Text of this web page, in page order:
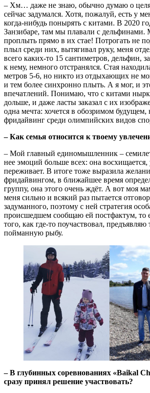
– Хм… даже не знаю, обычно думаю о
сейчас задумался. Хотя, пожалуй, есть у
когда-нибудь понырять с китами. В 2020
Занзибаре, там мы плавали с дельфинами.
проплыть прямо в их стае! Потрогать не
плыл среди них, вытягивал руку, меня
всего каких-то 15 сантиметров, дельфин,
к нему, немного отстранялся. Стая
метров 5-6, но никто из отдыхающих не
и тем более синхронно плыть. А я мог, и
впечатлений. Понимаю, что с китами
дольше, и даже ласты заказал с их
одна мечта: хочется в обозримом будущем,
фридайвинг среди олимпийских видов
– Как семья относится к твоему
– Мой главный единомышленник –
нее эмоций больше всех: она восхищается,
переживает. В итоге тоже выразила
фридайвингом, в ближайшее время
группу, она этого очень ждёт. А вот моя
меня сильно и всякий раз пытается
задуманного, поэтому с ней стратегия
происшедшем сообщаю ей постфактум, то
того, как где-то поучаствовал,
пойманную рыбу.
– В глубинных соревнованиях «Baikal
сразу принял решение участвовать?